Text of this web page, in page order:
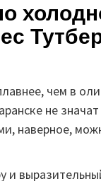
чем в
не
наверное,
и